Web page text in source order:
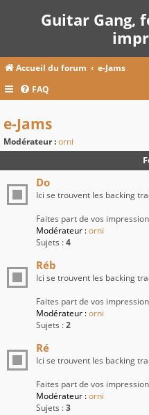
Guitar Gang,
Accueil du forum e-Jams
FAQ
e-Jams
Modérateur :orni
Do
Ici se trouvent les backing
Faites part de vos
Modérateur :orni
Sujets :4
Réb
Ici se trouvent les backing
Faites part de vos
Modérateur :orni
Sujets :2
Ré
Ici se trouvent les backing
Faites part de vos
Modérateur :orni
Sujets :3